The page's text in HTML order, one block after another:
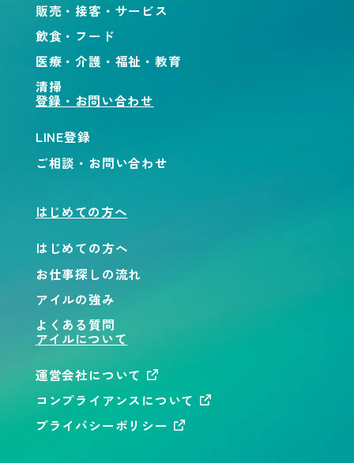
販売・接客・サービス
飲食・フード
医療・介護・福祉・教育
清掃
登録・お問い合わせ
LINE登録
ご相談・お問い合わせ
はじめての方へ
はじめての方へ
お仕事探しの流れ
アイルの強み
よくある質問
アイルについて
運営会社について
コンプライアンスについて
プライバシーポリシー